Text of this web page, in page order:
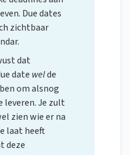
Due dates
zichtbaar
dat
date welde
om alsnog
leveren. Je zult
zien wie er na
laat heeft
deze